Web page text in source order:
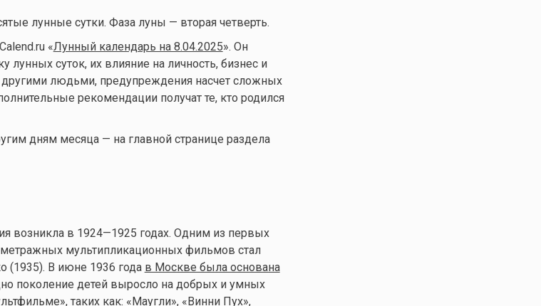
лунные сутки. Фаза луны — вторая четверть.
«Лунный календарь на 8.04.2025». Он
лунных суток, их влияние на личность, бизнес и
людьми, предупреждения насчет сложных
рекомендации получат те, кто родился
дням месяца — на главной странице раздела
возникла в 1924—1925 годах. Одним из первых
мультипликационных фильмов стал
(1935). В июне 1936 года в Москве была основана
поколение детей выросло на добрых и умных
таких как: «Маугли», «Винни Пух»,